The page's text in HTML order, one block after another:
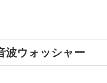
波ウォッシャー